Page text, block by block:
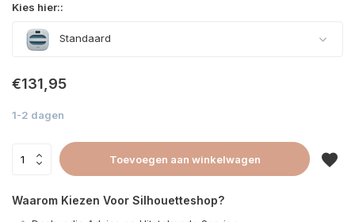
Kies hier::
Standaard
€131,95
1-2 dagen
Toevoegen aan winkelwagen
Waarom Kiezen Voor Silhouetteshop?